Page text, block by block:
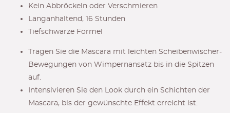
Kein Abbröckeln oder Verschmieren
Langanhaltend, 16 Stunden
Tiefschwarze Formel
Tragen Sie die Mascara mit leichten Scheibenwischer-
Bewegungen von Wimpernansatz bis in die Spitzen
auf.
Intensivieren Sie den Look durch ein Schichten der
Mascara, bis der gewünschte Effekt erreicht ist.